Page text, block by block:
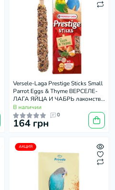
Versele-Laga Prestige Sticks Small
Parrot Eggs & Thyme ВЕРСЕЛЕ-
ЛАГА ЯЙЦА И ЧАБРЬ лакомство
для волнистых попугаев 2х30г
В наличии
0
164 грн
АКЦИЯ